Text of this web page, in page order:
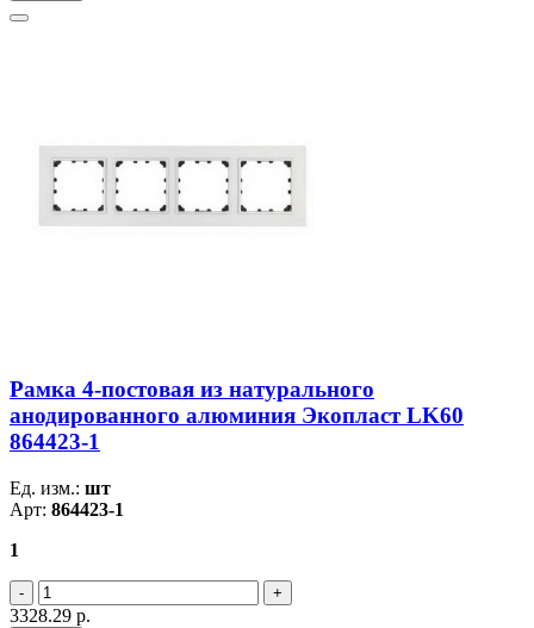
Рамка 4-постовая из натурального
анодированного алюминия Экопласт LK60
864423-1
Ед. изм.: шт
Арт: 864423-1
1
3328.29 р.